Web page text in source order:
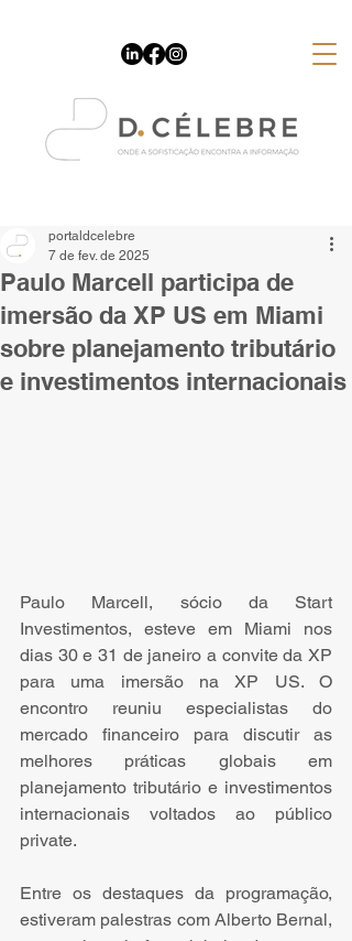
Paulo Marcell participa de
imersão da XP US em Miami
sobre planejamento tributário
e investimentos internacionais
portaldcelebre
7 de fev. de 2025
Paulo Marcell, sócio da Start
Investimentos, esteve em Miami nos
dias 30 e 31 de janeiro a convite da XP
para uma imersão na XP US. O
encontro reuniu especialistas do
mercado financeiro para discutir as
melhores práticas globais em
planejamento tributário e investimentos
internacionais voltados ao público
private.
Entre os destaques da programação,
estiveram palestras com Alberto Bernal,